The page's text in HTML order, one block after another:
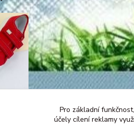
Pro základní
účely cílení reklamy